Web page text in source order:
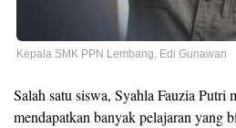
Kepala SMK PPN Lembang, Edi Gunawan
Salah satu siswa, Syahla Fauzia Putri
mendapatkan banyak pelajaran yang